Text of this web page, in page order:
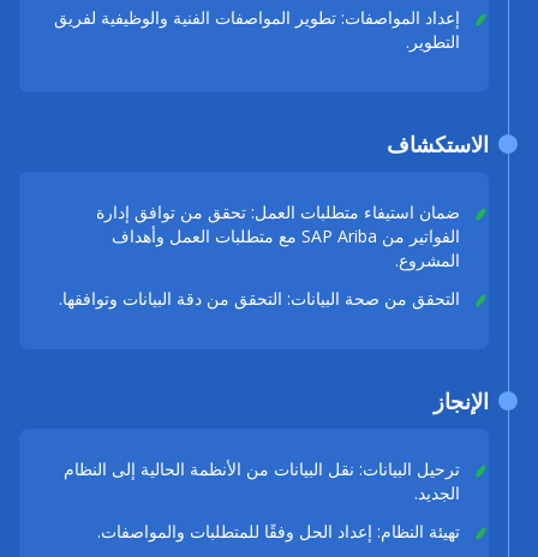
إعداد المواصفات: تطوير المواصفات الفنية والوظيفية لفريق
التطوير.
ضمان استيفاء متطلبات العمل: تحقق من توافق إدارة
الفواتير من SAP Ariba مع متطلبات العمل وأهداف
المشروع.
التحقق من صحة البيانات: التحقق من دقة البيانات وتوافقها.
الاستكشاف
ترحيل البيانات: نقل البيانات من الأنظمة الحالية إلى النظام
الجديد.
تهيئة النظام: إعداد الحل وفقًا للمتطلبات والمواصفات.
الإنجاز